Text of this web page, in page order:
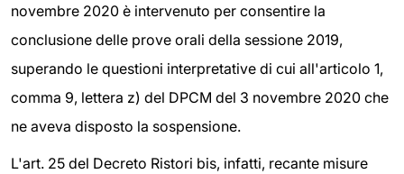
novembre 2020 è intervenuto per consentire la
conclusione delle prove orali della sessione 2019,
superando le questioni interpretative di cui all'articolo 1,
comma 9, lettera z) del DPCM del 3 novembre 2020 che
ne aveva disposto la sospensione.
L'art. 25 del Decreto Ristori bis, infatti, recante misure